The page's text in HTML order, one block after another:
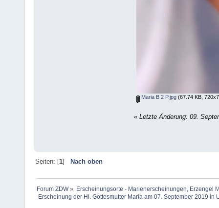
Maria B 2 P.jpg (67.74 KB,
« Letzte Änderung: 09.
Seiten: [1] Nach oben
Forum ZDW» Erscheinungsorte - Marienerscheinungen, Erzengel
Erscheinung der Hl. Gottesmutter Maria am 07. September 2019 in